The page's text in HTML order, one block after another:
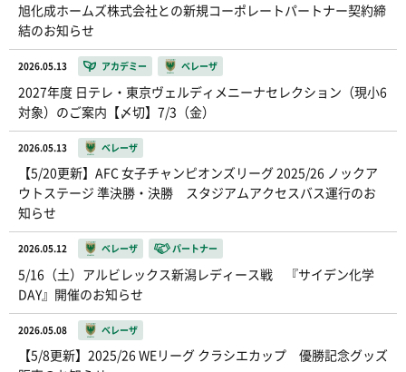
旭化成ホームズ株式会社との新規コーポレートパートナー契約締
結のお知らせ
2026.05.13 アカデミー ベレーザ
2027年度 日テレ・東京ヴェルディメニーナセレクション（現小6
対象）のご案内【〆切】7/3（金）
2026.05.13 ベレーザ
【5/20更新】AFC 女子チャンピオンズリーグ 2025/26 ノックア
ウトステージ 準決勝・決勝 スタジアムアクセスバス運行のお
知らせ
2026.05.12 ベレーザ パートナー
5/16（土）アルビレックス新潟レディース戦 『サイデン化学
DAY』開催のお知らせ
2026.05.08 ベレーザ
【5/8更新】2025/26 WEリーグ クラシエカップ 優勝記念グッズ